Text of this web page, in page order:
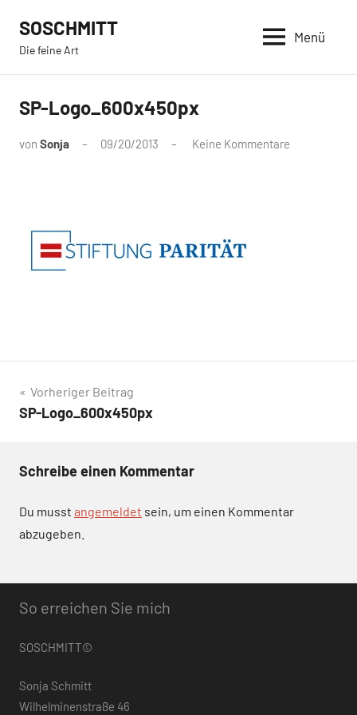
Inhalt
springen
SOSCHMITT
Die feine Art
Menü
SP-Logo_600x450px
von Sonja 09/20/2013 Keine Kommentare
Beitragsnavigation
Vorheriger Beitrag
SP-Logo_600x450px
Schreibe einen Kommentar
Du musst angemeldet sein, um einen Kommentar
abzugeben.
So erreichen Sie mich
SOSCHMITT©
Sonja Schmitt
Wilhelminenstraße 46